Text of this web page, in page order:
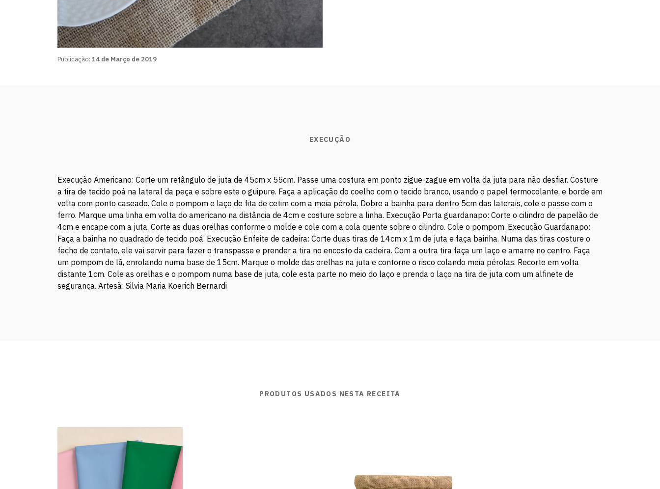
Publicação: 14 de Março de 2019
EXECUÇÃO
Execução Americano: Corte um retângulo de juta de 45cm x 55cm. Passe uma costura em ponto zigue-zague em volta da juta para não desfiar. Costure
a tira de tecido poá na lateral da peça e sobre este o guipure. Faça a aplicação do coelho com o tecido branco, usando o papel termocolante, e borde em
volta com ponto caseado. Cole o pompom e laço de fita de cetim com a meia pérola. Dobre a bainha para dentro 5cm das laterais, cole e passe com o
ferro. Marque uma linha em volta do americano na distância de 4cm e costure sobre a linha. Execução Porta guardanapo: Corte o cilindro de papelão de
4cm e encape com a juta. Corte as duas orelhas conforme o molde e cole com a cola quente sobre o cilindro. Cole o pompom. Execução Guardanapo:
Faça a bainha no quadrado de tecido poá. Execução Enfeite de cadeira: Corte duas tiras de 14cm x 1m de juta e faça bainha. Numa das tiras costure o
fecho de contato, ele vai servir para fazer o transpasse e prender a tira no encosto da cadeira. Com a outra tira faça um laço e amarre no centro. Faça
um pompom de lã, enrolando numa base de 15cm. Marque o molde das orelhas na juta e contorne o risco colando meia pérolas. Recorte em volta
distante 1cm. Cole as orelhas e o pompom numa base de juta, cole esta parte no meio do laço e prenda o laço na tira de juta com um alfinete de
segurança. Artesã: Silvia Maria Koerich Bernardi
PRODUTOS USADOS NESTA RECEITA